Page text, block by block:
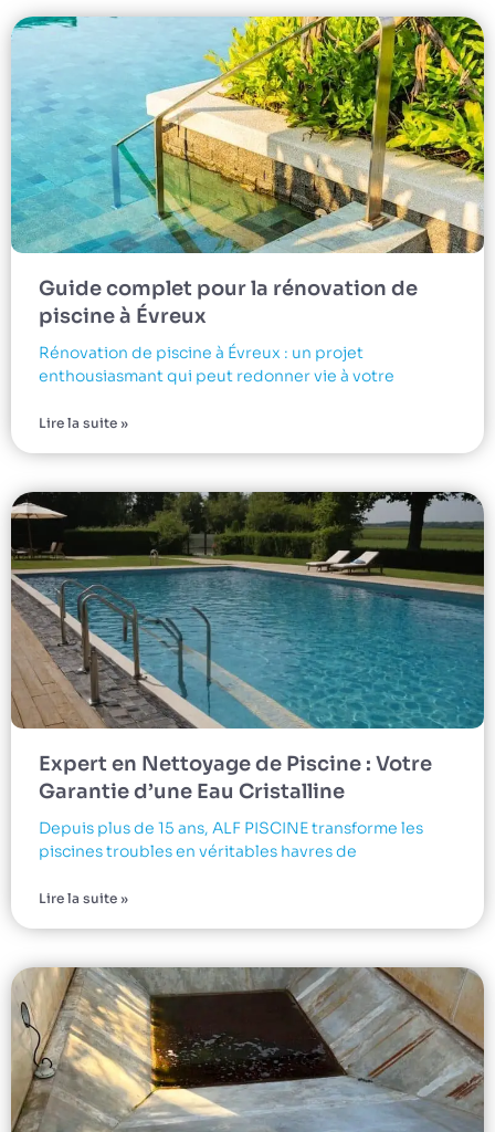
Guide complet pour la rénovation de
piscine à Évreux
Rénovation de piscine à Évreux : un projet
enthousiasmant qui peut redonner vie à votre
Lire la suite »
Expert en Nettoyage de Piscine : Votre
Garantie d’une Eau Cristalline
Depuis plus de 15 ans, ALF PISCINE transforme les
piscines troubles en véritables havres de
Lire la suite »